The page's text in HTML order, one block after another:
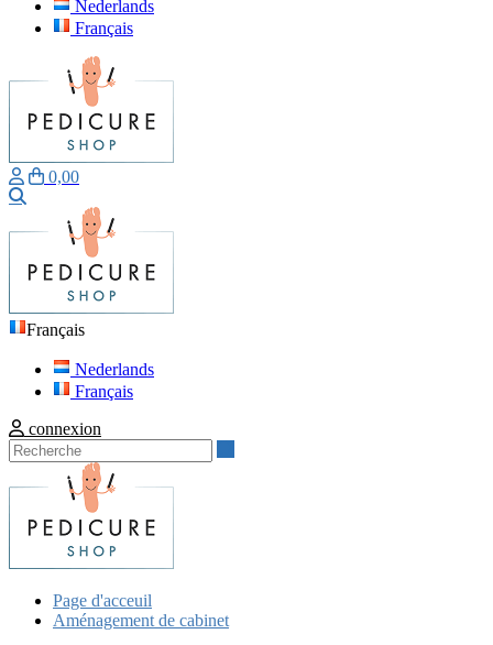
Nederlands
Français
0,00
Français
Nederlands
Français
connexion
Page d'acceuil
Aménagement de cabinet